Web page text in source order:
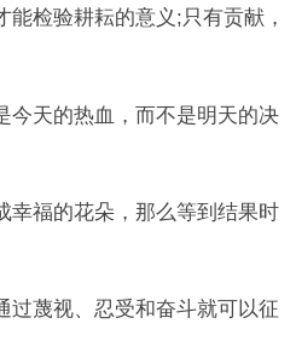
检验耕耘的意义;只有贡献，
天的热血，而不是明天的决
福的花朵，那么等到结果时
蔑视、忍受和奋斗就可以征